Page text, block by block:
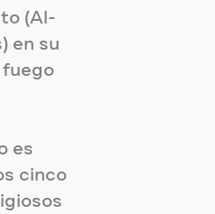
(Al-
en su
fuego
es
cinco